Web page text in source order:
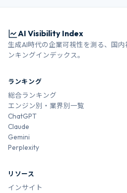
AI Visibility Index
生成AI時代の企業可視性を測る、国内
ンキングインデックス。
ランキング
総合ランキング
エンジン別・業界別一覧
ChatGPT
Claude
Gemini
Perplexity
リソース
インサイト